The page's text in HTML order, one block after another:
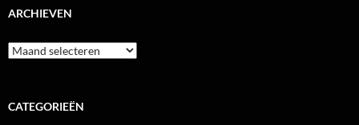
ARCHIEVEN
Archieven
CATEGORIEËN